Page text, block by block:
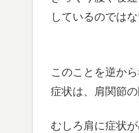
しているのでは
このことを逆か
症状は、肩関節
むしろ肩に症状